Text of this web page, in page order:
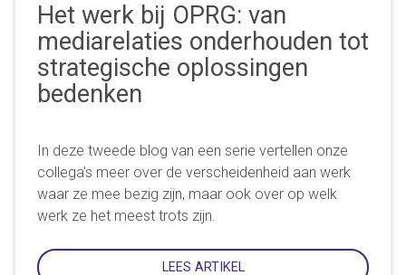
Het werk bij OPRG: van
mediarelaties onderhouden tot
strategische oplossingen
bedenken
In deze tweede blog van een serie vertellen onze
collega's meer over de verscheidenheid aan werk
waar ze mee bezig zijn, maar ook over op welk
werk ze het meest trots zijn.
LEES ARTIKEL